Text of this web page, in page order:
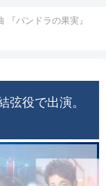
『パンドラの果実』
弦役で出演。